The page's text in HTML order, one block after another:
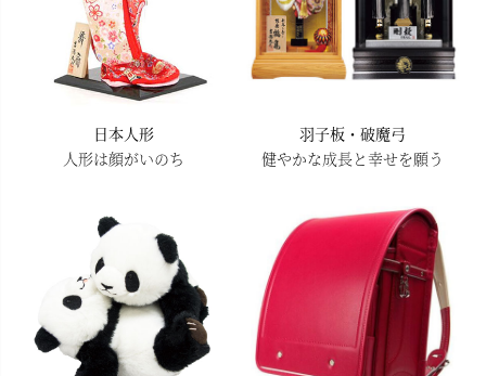
日本人形
人形は顔がいのち
羽子板・破魔弓
健やかな成長と幸せを願う